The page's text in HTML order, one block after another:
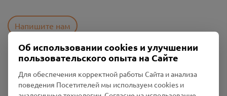
Напишите нам
Политика конфиденциальности
Промо-материалы
Об использовании cookies и улучшении
пользовательского опыта на Сайте
Для обеспечения корректной работы Сайта и анализа
поведения Посетителей мы используем cookies и